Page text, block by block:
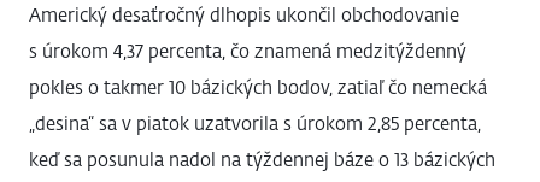
Americký desaťročný dlhopis ukončil obchodovanie
s úrokom 4,37 percenta, čo znamená medzitýždenný
pokles o takmer 10 bázických bodov, zatiaľ čo nemecká
„desina“ sa v piatok uzatvorila s úrokom 2,85 percenta,
keď sa posunula nadol na týždennej báze o 13 bázických